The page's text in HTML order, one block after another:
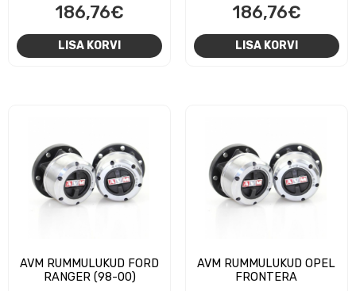
186,76€
LISA KORVI
186,76€
LISA KORVI
AVM RUMMULUKUD FORD
RANGER (98-00)
AVM RUMMULUKUD OPEL
FRONTERA